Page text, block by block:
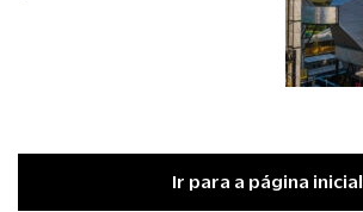
Ir para a página inicial